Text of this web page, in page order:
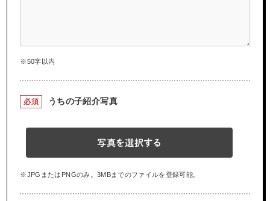
※50字以内
必須 うちの子紹介写真
写真を選択する
※JPGまたはPNGのみ。3MBまでのファイルを登録可能。